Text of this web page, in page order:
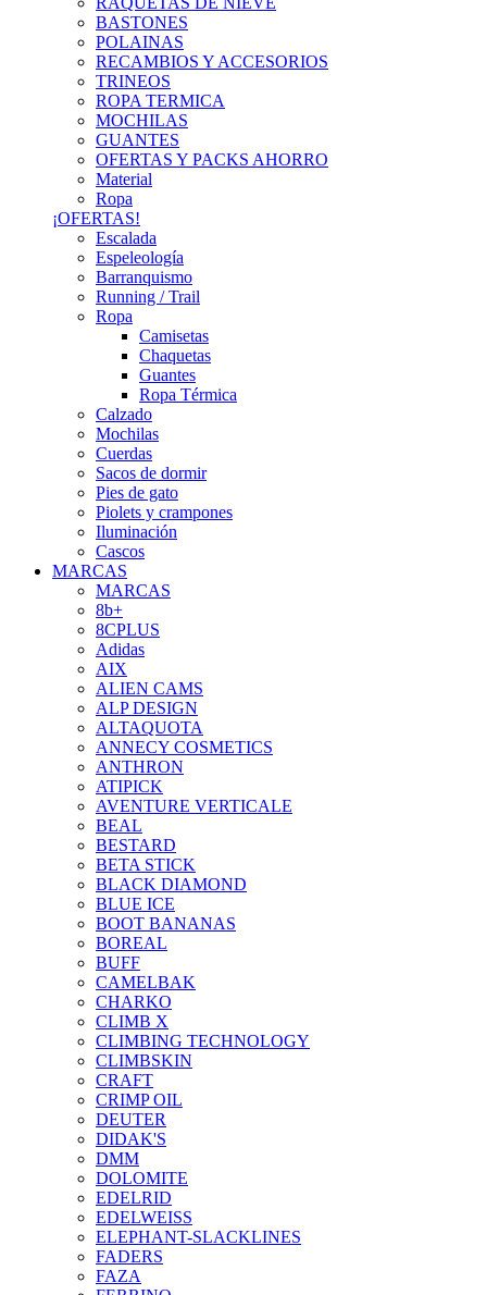
BASTONES
POLAINAS
RECAMBIOS Y ACCESORIOS
TRINEOS
ROPA TERMICA
MOCHILAS
GUANTES
OFERTAS Y PACKS AHORRO
Material
Ropa
¡OFERTAS!
Escalada
Espeleología
Barranquismo
Running / Trail
Ropa
Camisetas
Chaquetas
Guantes
Ropa Térmica
Calzado
Mochilas
Cuerdas
Sacos de dormir
Pies de gato
Piolets y crampones
Iluminación
Cascos
MARCAS
MARCAS
8b+
8CPLUS
Adidas
AIX
ALIEN CAMS
ALP DESIGN
ALTAQUOTA
ANNECY COSMETICS
ANTHRON
ATIPICK
AVENTURE VERTICALE
BEAL
BESTARD
BETA STICK
BLACK DIAMOND
BLUE ICE
BOOT BANANAS
BOREAL
BUFF
CAMELBAK
CHARKO
CLIMB X
CLIMBING TECHNOLOGY
CLIMBSKIN
CRAFT
CRIMP OIL
DEUTER
DIDAK'S
DMM
DOLOMITE
EDELRID
EDELWEISS
ELEPHANT-SLACKLINES
FADERS
FAZA